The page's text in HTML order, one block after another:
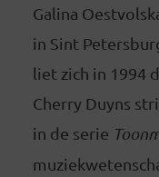
Galina
in Sint
liet zich in 1994
Cherry Duyns
in de serie